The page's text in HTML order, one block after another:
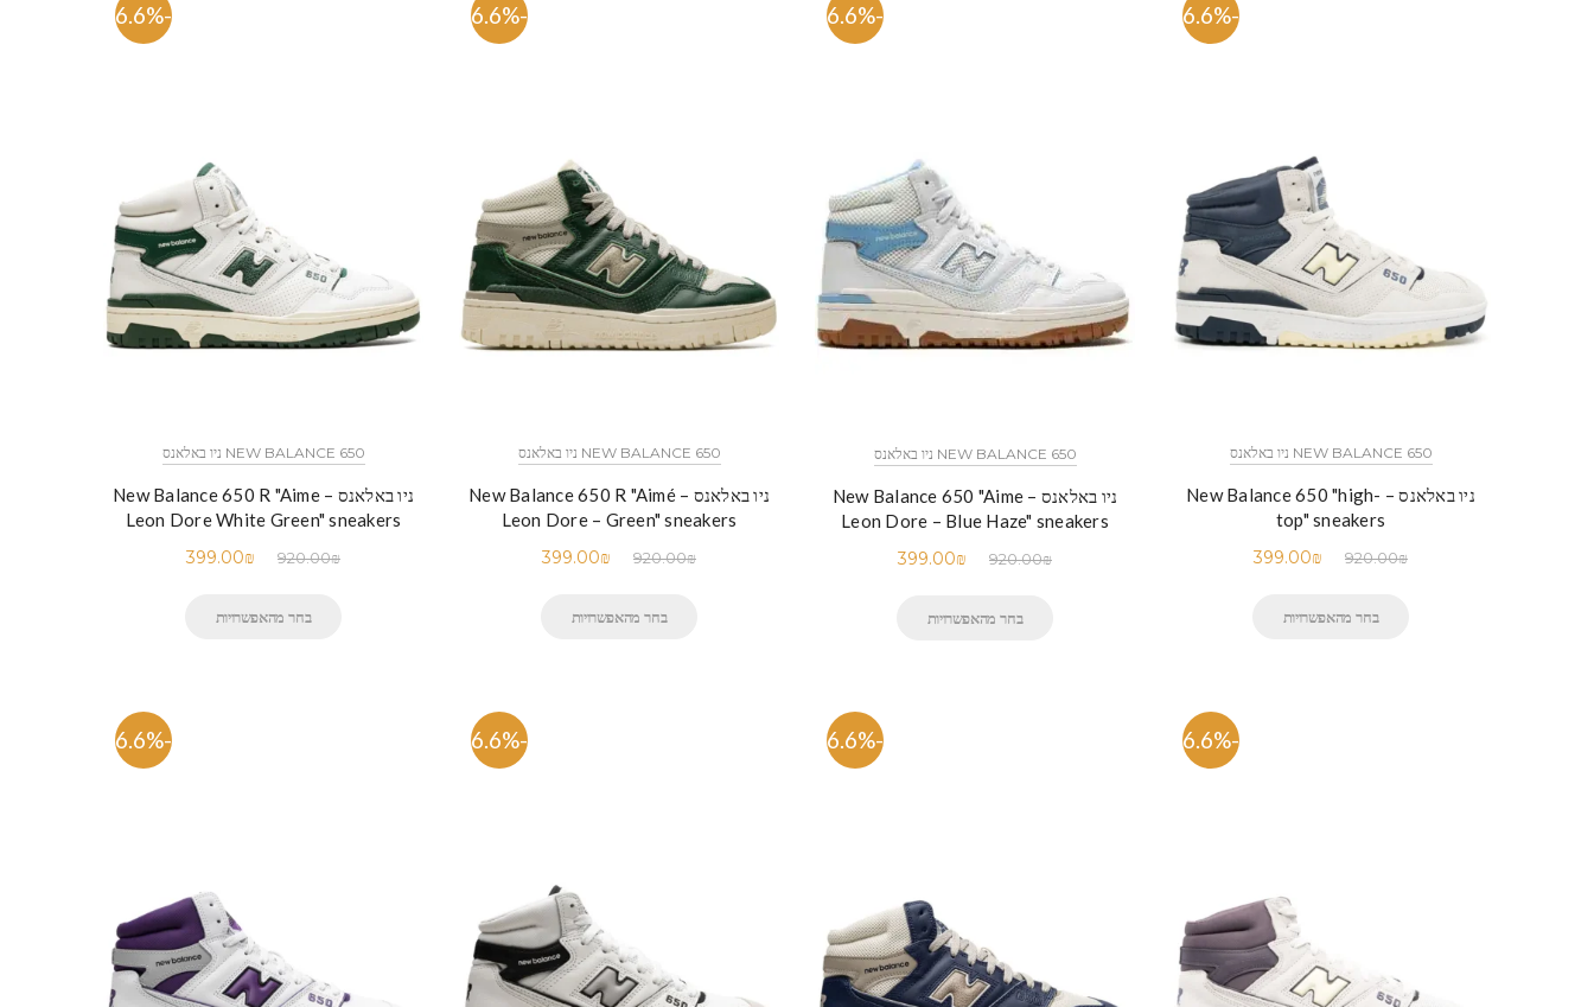
-56.6%
NEW BALANCE 650 ניו באלאנס
ניו באלאנס – New Balance 650 R "Aime
Leon Dore White Green" sneakers
920.00₪
399.00₪
בחר מהאפשרויות
-56.6%
NEW BALANCE 650 ניו באלאנס
ניו באלאנס – New Balance 650 R "Aimé
Leon Dore – Green" sneakers
920.00₪
399.00₪
בחר מהאפשרויות
-56.6%
NEW BALANCE 650 ניו באלאנס
ניו באלאנס – New Balance 650 "Aime
Leon Dore – Blue Haze" sneakers
920.00₪
399.00₪
בחר מהאפשרויות
-56.6%
NEW BALANCE 650 ניו באלאנס
ניו באלאנס – New Balance 650 "high-
top" sneakers
920.00₪
399.00₪
בחר מהאפשרויות
-56.6% -56.6% -56.6% -56.6%